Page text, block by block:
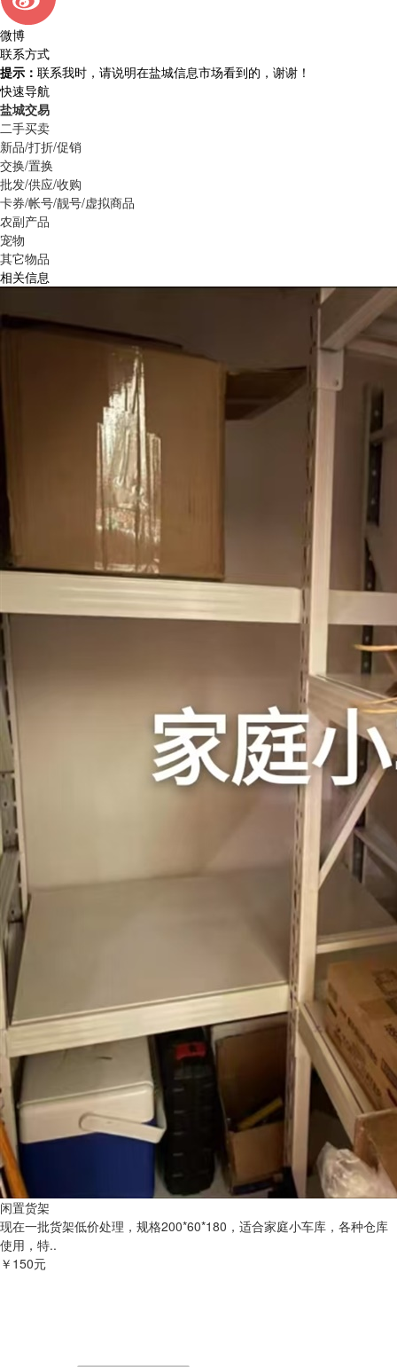
微博
联系方式
提示： 联系我时，请说明在盐城信息市场看到的，谢谢！
快速导航
盐城交易
二手买卖
新品/打折/促销
交换/置换
批发/供应/收购
卡券/帐号/靓号/虚拟商品
农副产品
宠物
其它物品
相关信息
闲置货架
现在一批货架低价处理，规格200*60*180，适合家庭小车库，各种仓库
使用，特..
￥150元